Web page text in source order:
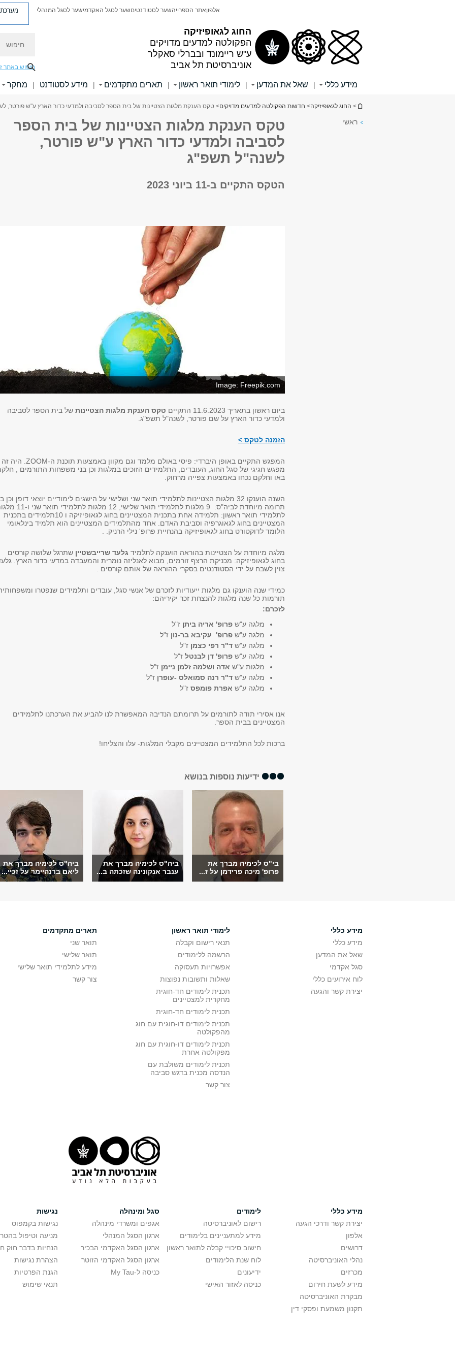
החוג לגאופיזיקה
הפקולטה למדעים מדויקים
ע"ש ריימונד ובברלי סאקלר
אוניברסיטת תל אביב
אלפוןאתר הספרייהשער לסטודנטיםשער לסגל האקדמישער לסגל המנהלי מערכת
חיפוש באתר
מידע כללי | שאל את המדען | לימודי תואר ראשון | תארים מתקדמים | מידע לסטודנט | מחקר
הינך נמצא כאן
> החוג לגאופיזיקה> חדשות הפקולטה למדעים מדויקים> טקס הענקת מלגות הצטיינות של בית הספר לסביבה ולמדעי כדור הארץ ע"ש פורטר,
ראשי
טקס הענקת מלגות הצטיינות של בית הספר
לסביבה ולמדעי כדור הארץ ע"ש פורטר,
לשנה"ל תשפ"ג
הטקס התקיים ב-11 ביוני 2023
Image: Freepik.com
ביום ראשון בתאריך 11.6.2023 התקיים טקס הענקת מלגות הצטיינות של בית הספר לסביבה
ולמדעי כדור הארץ על שם פורטר, לשנה"ל תשפ"ג.
הזמנה לטקס >
המפגש התקיים באופן היברדי: פיסי באולם מלמד וגם מקוון באמצעות תוכנת ה-ZOOM. היה זה
מפגש חגיגי של סגל החוג, העובדים, התלמידים הזוכים במלגות וכן בני משפחות התורמים ,
באו וחלקם נכחו באמצעות צפייה מרחוק.
השנה הוענקו 32 מלגות הצטיינות לתלמידי תואר שני ושלישי על הישגים לימודיים יוצאי דופן וכן
תרומה מיוחדת לביה"ס: 9 מלגות לתלמידי תואר שלישי, 12 מלגות
לתלמידי תואר ראשון: תלמידה אחת בתכנית המצטיינים בחוג לגאופיזיקה ו 10תלמידים בתכנית
המצטיינים בחוג לגאוגרפיה וסביבת האדם. אחד מהתלמידים המצטיינים הוא תלמיד בינלאומי
הלומד לדוקטורט בחוג לגאופיזיקה בהנחיית פרופ' נילי הרניק. .
מלגה מיוחדת על הצטיינות בהוראה הוענקה לתלמיד גלעד שרייבשטיין שתרגל שלושה קורסים
בחוג לגאופיזיקה: מכניקת הרצף זורמים, מבוא לאנליזה נומרית והמעבדה במדעי כדור הארץ.
צוין לשבח על ידי הסטודנטים בסקרי ההוראה של אותם קורסים .
כמידי שנה הוענקו גם מלגות ייעודיות לזכרם של אנשי סגל, עובדים ותלמידים שנפטרו
תורמות כל שנה מלגות להנצחת זכר יקיריהם:
לזכרם:
מלגה ע"ש פרופ' אריה ביתן ז"ל
מלגה ע"ש פרופ' עקיבא בר-נון ז"ל
מלגה ע"ש ד"ר רפי כצמן ז"ל
מלגה ע"ש פרופ' דן לבנטל ז"ל
מלגות ע"ש אדה ושלמה זלמן ניימן ז"ל
מלגה ע"ש ד"ר רנה סמואלס -עופרן ז"ל
מלגה ע"ש אפרת פומפס ז"ל
אנו אסירי תודה לתורמים על תרומתם הנדיבה המאפשרת לנו להביע את הערכתנו לתלמידים
המצטיינים בבית הספר.
ברכות לכל התלמידים המצטיינים מקבלי המלגות- עלו והצליחו!
ידיעות נוספות בנושא
בי"ס לכימיה מברך את
פרופ' מיכה פרידמן על ז...
ביה"ס לכימיה מברך את
ענבר אנקונינה שזכתה ב...
ביה"ס לכימיה מברך את
ליאם ברנהיימר על זכיי...
מידע כללי
מידע כללי
שאל את המדען
סגל אקדמי
לוח אירועים כללי
יצירת קשר והגעה
לימודי תואר ראשון
תנאי רישום וקבלה
הרשמה ללימודים
אפשרויות תעסוקה
שאלות ותשובות נפוצות
תכנית לימודים חד-חוגית
מחקרית למצטיינים
תכנית לימודים חד-חוגית
תכנית לימודים דו-חוגית עם חוג
מהפקולטה
תכנית לימודים דו-חוגית עם חוג
מפקולטה אחרת
תכנית לימודים משולבת עם
הנדסה מכנית בדגש סביבה
צור קשר
תארים מתקדמים
תואר שני
תואר שלישי
מידע לתלמידי תואר שלישי
צור קשר
מידע כללי
יצירת קשר ודרכי הגעה
אלפון
דרושים
נהלי האוניברסיטה
מכרזים
מידע לשעת חירום
מבקרת האוניברסיטה
תקנון משמעת ופסקי דין
לימודים
רישום לאוניברסיטה
מידע למתעניינים בלימודים
חישוב סיכויי קבלה לתואר ראשון
לוח שנת הלימודים
ידיעונים
כניסה לאזור האישי
סגל ומינהלה
אגפים ומשרדי מינהלה
ארגון הסגל המנהלי
ארגון הסגל האקדמי הבכיר
ארגון הסגל האקדמי הזוטר
כניסה ל-My Tau
נגישות
נגישות בקמפוס
מניעה וטיפול
הנחיות בדבר חוק
הצהרת נגישות
הגנת הפרטיות
תנאי שימוש